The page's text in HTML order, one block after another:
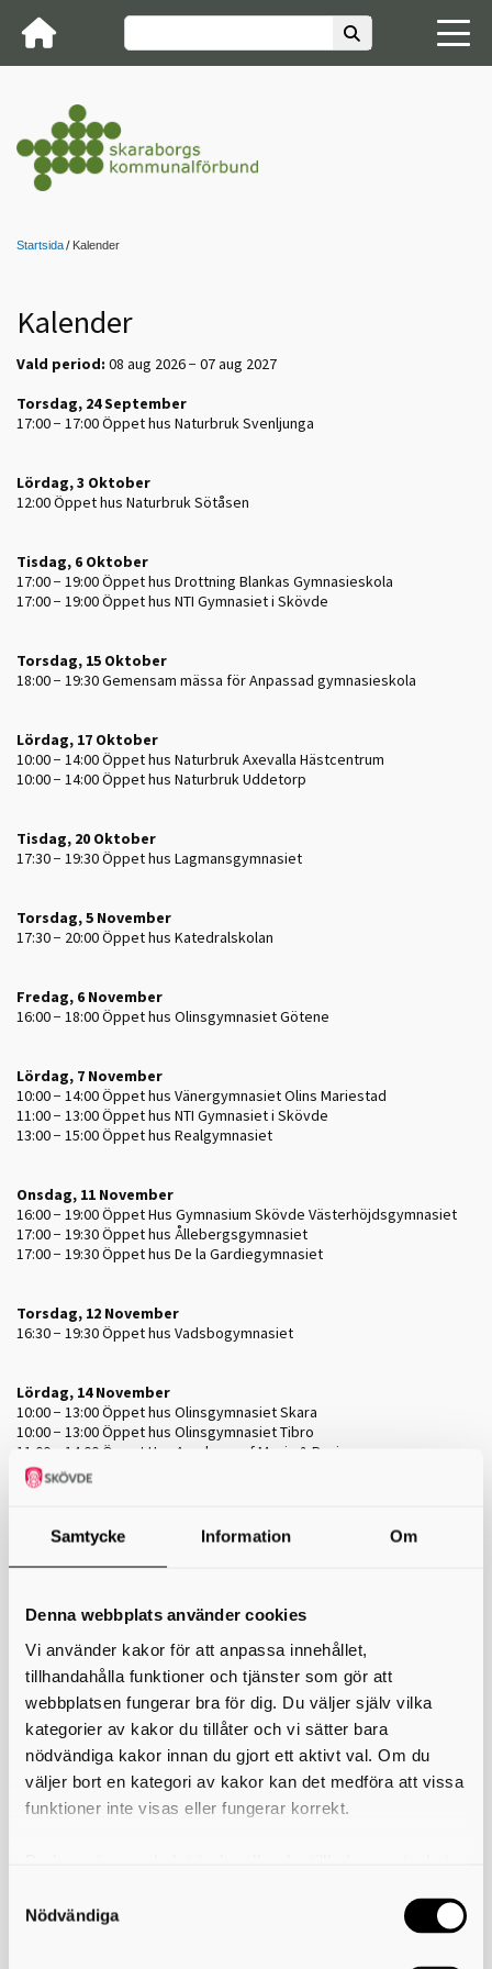
Samtycke Information Om
Denna webbplats använder cookies
Vi använder kakor för att anpassa innehållet,
tillhandahålla funktioner och tjänster som gör att
webbplatsen fungerar bra för dig. Du väljer själv vilka
kategorier av kakor du tillåter och vi sätter bara
nödvändiga kakor innan du gjort ett aktivt val. Om du
väljer bort en kategori av kakor kan det medföra att vissa
funktioner inte visas eller fungerar korrekt.
användning av kakor som du hittar längst ner på sidan
Nödvändiga
Startsida Kalender
Kalender
Vald period: 08 aug 2026 − 07 aug 2027
Torsdag, 24 September
17:00 − 17:00Öppet hus Naturbruk Svenljunga
Lördag, 3 Oktober
12:00Öppet hus Naturbruk Sötåsen
Tisdag, 6 Oktober
17:00 − 19:00Öppet hus Drottning Blankas Gymnasieskola
17:00 − 19:00Öppet hus NTI Gymnasiet i Skövde
Torsdag, 15 Oktober
18:00 − 19:30Gemensam mässa för Anpassad gymnasieskola
Lördag, 17 Oktober
10:00 − 14:00Öppet hus Naturbruk Axevalla Hästcentrum
10:00 − 14:00Öppet hus Naturbruk Uddetorp
Tisdag, 20 Oktober
17:30 − 19:30Öppet hus Lagmansgymnasiet
Torsdag, 5 November
17:30 − 20:00Öppet hus Katedralskolan
Fredag, 6 November
16:00 − 18:00Öppet hus Olinsgymnasiet Götene
Lördag, 7 November
10:00 − 14:00Öppet hus Vänergymnasiet Olins Mariestad
11:00 − 13:00Öppet hus NTI Gymnasiet i Skövde
13:00 − 15:00Öppet hus Realgymnasiet
Onsdag, 11 November
16:00 − 19:00Öppet Hus Gymnasium Skövde Västerhöjdsgymnasiet
17:00 − 19:30Öppet hus Ållebergsgymnasiet
17:00 − 19:30Öppet hus De la Gardiegymnasiet
Torsdag, 12 November
16:30 − 19:30Öppet hus Vadsbogymnasiet
Lördag, 14 November
10:00 − 13:00Öppet hus Olinsgymnasiet Skara
10:00 − 13:00Öppet hus Olinsgymnasiet Tibro
11:00 − 14:00 Öppet Hus Academy of Music & Business
12:00 − 14:00
Onsdag, 18 November
17:00 − 19:00
17:00 − 19:00Öppet hus Drottning Blankas Gymnasieskola
Torsdag, 19 November
17:00 − 19:00Öppet hus Rudbecksgymnasiet
Lördag, 21 November
10:00 − 13:00 Öppet hus Gymnasium Skövde Kavelbrogymnasiet
Onsdag, 25 November
16:00 − 19:00 Öppet Hus Lichron Teknikgymnasium